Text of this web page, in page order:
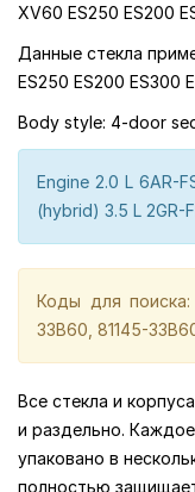
XV60 ES250 ES200
Данные стекла
ES250 ES200 ES300
Body style: 4-door
Engine 2.0 L 6AR-
(hybrid) 3.5 L 2GR-
Коды для поиска:
33B60, 81145-
Все стекла и
и раздельно.
упаковано в
полностью